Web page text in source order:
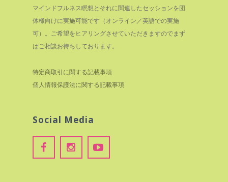
マインドフルネス瞑想とそれに関連したセッションを団
体様向けに実施可能です（オンライン／英語での実施
可）。ご希望をヒアリングさせていただきますのでまず
はご相談お待ちしております。
特定商取引に関する記載事項
個人情報保護法に関する記載事項
Social Media